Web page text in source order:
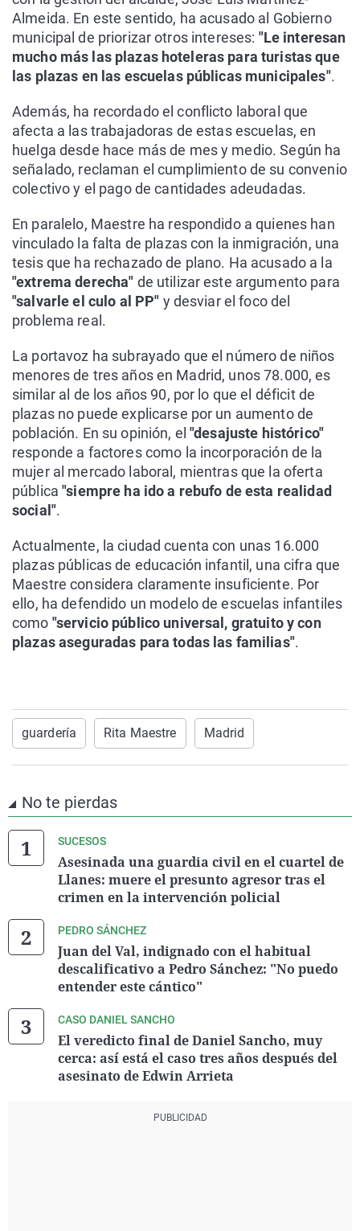
Almeida. En este sentido, ha acusado al Gobierno
municipal de priorizar otros intereses: "Le interesan
mucho más las plazas hoteleras para turistas que
las plazas en las escuelas públicas municipales".
Además, ha recordado el conflicto laboral que
afecta a las trabajadoras de estas escuelas, en
huelga desde hace más de mes y medio. Según ha
señalado, reclaman el cumplimiento de su convenio
colectivo y el pago de cantidades adeudadas.
En paralelo, Maestre ha respondido a quienes han
vinculado la falta de plazas con la inmigración, una
tesis que ha rechazado de plano. Ha acusado a la
"extrema derecha" de utilizar este argumento para
"salvarle el culo al PP" y desviar el foco del
problema real.
La portavoz ha subrayado que el número de niños
menores de tres años en Madrid, unos 78.000, es
similar al de los años 90, por lo que el déficit de
plazas no puede explicarse por un aumento de
población. En su opinión, el"desajuste histórico"
responde a factores como la incorporación de la
mujer al mercado laboral, mientras que la oferta
pública"siempre ha ido a rebufo de esta realidad
social".
Actualmente, la ciudad cuenta con unas 16.000
plazas públicas de educación infantil, una cifra que
Maestre considera claramente insuficiente. Por
ello, ha defendido un modelo de escuelas infantiles
como "servicio público universal, gratuito y con
plazas aseguradas para todas las familias".
guardería Rita Maestre Madrid
No te pierdas
SUCESOS
Asesinada una guardia civil en el cuartel de
Llanes: muere el presunto agresor tras el
crimen en la intervención policial
PEDRO SÁNCHEZ
Juan del Val, indignado con el habitual
descalificativo a Pedro Sánchez: "No puedo
entender este cántico"
CASO DANIEL SANCHO
El veredicto final de Daniel Sancho, muy
cerca: así está el caso tres años después del
asesinato de Edwin Arrieta